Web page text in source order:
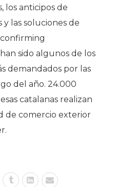
los anticipos de
las soluciones de
sido algunos de los
demandados por las
del año. 24.000
catalanas realizan
de comercio exterior